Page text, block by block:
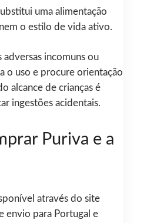
uma alimentação
o estilo de vida ativo.
adversas incomuns ou
o uso e procure orientação
alcance de crianças é
ingestões acidentais.
Puriva e a
através do site
envio para Portugal e